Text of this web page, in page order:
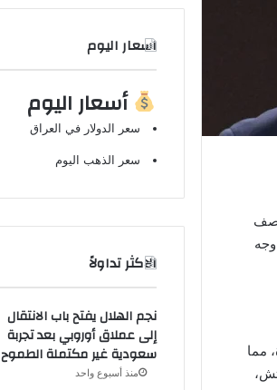
مما
اسعار اليوم
أسعار اليوم
سعر الدولار في العراق
سعر الذهب اليوم
الاكثر تداولاً
نجم الهلال يفتح باب الانتقال
إلى عملاق أوروبي بعد تجربة
سعودية غير مكتملة الطموح
منذ أسبوع واحد